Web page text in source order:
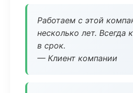
Работаем с этой
несколько лет. Всегда
в срок.
— Клиент компании